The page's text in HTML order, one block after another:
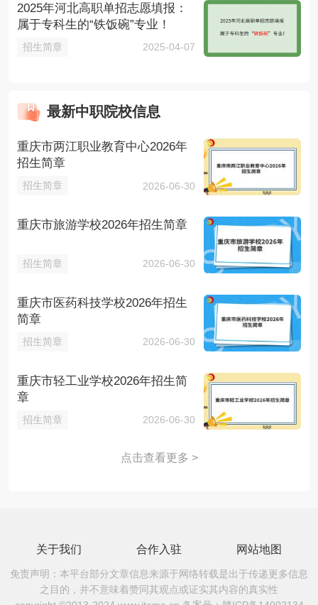
2025年河北高职单招志愿填报：
属于专科生的“铁饭碗”专业！
招生简章 2025-04-07
最新中职院校信息
重庆市两江职业教育中心2026年
招生简章
招生简章 2026-06-30
重庆市旅游学校2026年招生简章
招生简章 2026-06-30
重庆市医药科技学校2026年招生
简章
招生简章 2026-06-30
重庆市轻工业学校2026年招生简
章
招生简章 2026-06-30
点击查看更多 >
关于我们 合作入驻 网站地图
免责声明：本平台部分文章信息来源于网络转载是出于传递更多信息
之目的，并不意味着赞同其观点或证实其内容的真实性